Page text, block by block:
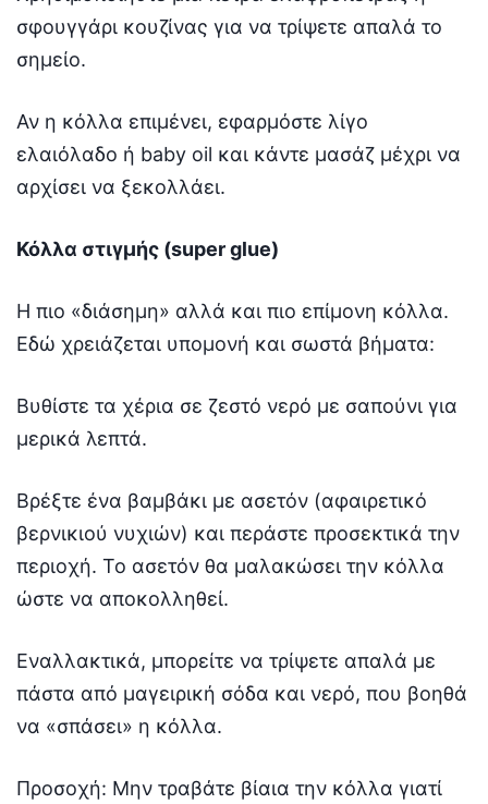
σφουγγάρι κουζίνας για να τρίψετε απαλά το
σημείο.
Αν η κόλλα επιμένει, εφαρμόστε λίγο
ελαιόλαδο ή baby oil και κάντε μασάζ μέχρι να
αρχίσει να ξεκολλάει.
Κόλλα στιγμής (super glue)
Η πιο «διάσημη» αλλά και πιο επίμονη κόλλα.
Εδώ χρειάζεται υπομονή και σωστά βήματα:
Βυθίστε τα χέρια σε ζεστό νερό με σαπούνι για
μερικά λεπτά.
Βρέξτε ένα βαμβάκι με ασετόν (αφαιρετικό
βερνικιού νυχιών) και περάστε προσεκτικά την
περιοχή. Το ασετόν θα μαλακώσει την κόλλα
ώστε να αποκολληθεί.
Εναλλακτικά, μπορείτε να τρίψετε απαλά με
πάστα από μαγειρική σόδα και νερό, που βοηθά
να «σπάσει» η κόλλα.
Προσοχή: Μην τραβάτε βίαια την κόλλα γιατί